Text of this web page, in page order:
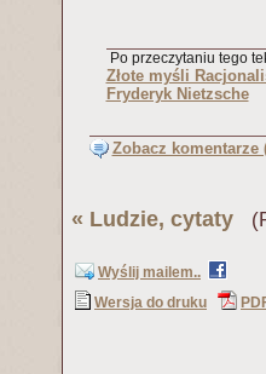
Po przeczytaniu tego
Złote myśli
Fryderyk Nietzsche
Zobacz komentarze
« Ludzie, cytaty
Wyślij mailem..
Wersja do druku